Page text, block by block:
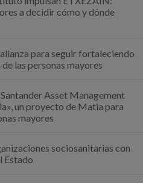
a decidir cómo y dónde
para seguir fortaleciendo
las personas mayores
Asset Management
un proyecto de Matia para
mayores
sociosanitarias con
Estado